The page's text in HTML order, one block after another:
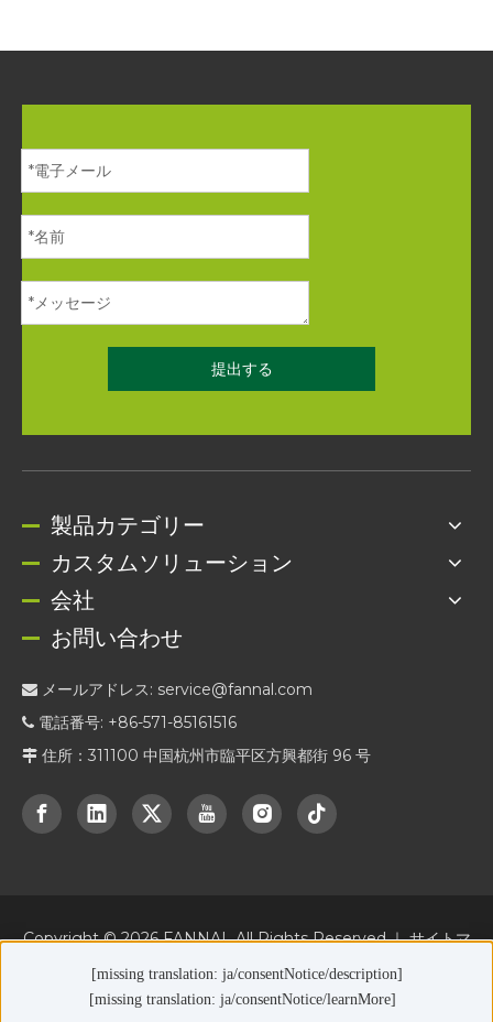
提出する
製品カテゴリー
カスタムソリューション
会社
お問い合わせ
 メールアドレス: service@fannal.com
 電話番号: +86-571-85161516
 住所：311100 中国杭州市臨平区方興都街 96 号
Copyright ©2026FANNAL All Rights Reserved.｜サイトマ
ップ |プライバシーポリシー
[missing translation: ja/consentNotice/description]
[missing translation: ja/consentNotice/learnMore]